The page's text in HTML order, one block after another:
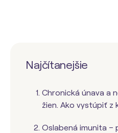
Najčítanejšie
Chronická únava a
žien. Ako vystúpiť z
Oslabená imunita –